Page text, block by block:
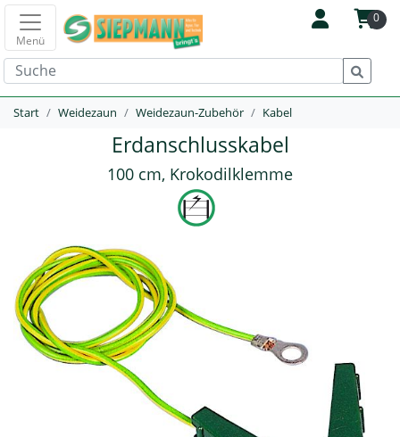
0
Menü
Start Weidezaun Weidezaun-Zubehör Kabel
Erdanschlusskabel
100 cm, Krokodilklemme